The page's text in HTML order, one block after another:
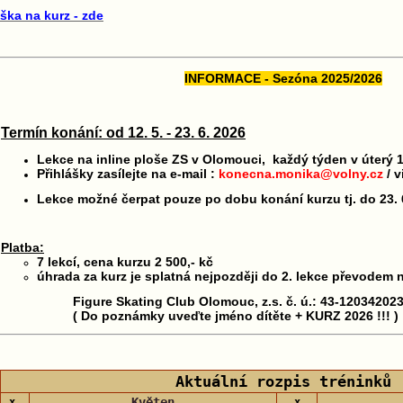
na kurz - zde
INFORMACE - Sezóna 2025/2026
Termín konání: od 12. 5. - 23. 6. 2026
Lekce na inline ploše ZS v Olomouci, každý týden v úterý
Přihlášky zasílejte na e-mail : konecna.monika@volny.cz /
Lekce možné čerpat pouze po dobu konání kurzu tj. do 23.
Platba:
7 lekcí, cena kurzu 2 500,- kč
úhrada za kurz je splatná nejpozději do 2. lekce převodem
Figure Skating Club Olomouc, z.s. č. ú.: 43-
( Do poznámky uveďte jméno dítěte + KURZ 2026 !!! )
Aktuální rozpis tréninků